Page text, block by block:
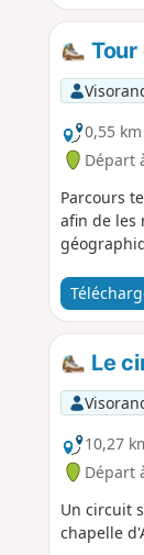
Tour
0,55 km
Départ
Parcours
afin de les
Le
10,27
Départ
Un circuit
chapelle